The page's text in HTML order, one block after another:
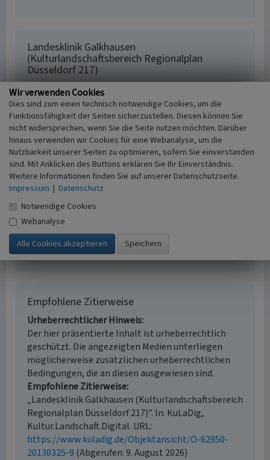
Landesklinik Galkhausen
(Kulturlandschaftsbereich Regionalplan
Düsseldorf 217)
Schlagwörter
Kulturlandschaftsbereich Krankenhaus
Gutshof
Kapelle (Bauwerk) Friedhof Wirtschaftsgebäude
Fachsicht(en)
Kulturlandschaftspflege, Denkmalpflege,
Raumplanung
Erfassungsmaßstab
i.d.R. 1:25.000 (kleiner als 1:20.000)
Erfassungsmethode
Literaturauswertung, Geländebegehung/-
kartierung, Archivauswertung
Historischer Zeitraum
Beginn 2012
Empfohlene Zitierweise
Urheberrechtlicher Hinweis
Der hier präsentierte Inhalt ist urheberrechtlich
geschützt. Die angezeigten Medien unterliegen
möglicherweise zusätzlichen urheberrechtlichen
Bedingungen, die an diesen ausgewiesen sind.
Empfohlene Zitierweise
„Landesklinik Galkhausen (Kulturlandschaftsbereich
Regionalplan Düsseldorf 217)”. In: KuLaDig,
Kultur.Landschaft.Digital. URL:
https://www.kuladig.de/Objektansicht/O-62950-
20130325-9 (Abgerufen: 9. August 2026)
Wir verwenden Cookies
Dies sind zum einen technisch notwendige Cookies, um die
Funktionsfähigkeit der Seiten sicherzustellen. Diesen können Sie
nicht widersprechen, wenn Sie die Seite nutzen möchten. Darüber
hinaus verwenden wir Cookies für eine Webanalyse, um die
Nutzbarkeit unserer Seiten zu optimieren, sofern Sie einverstanden
sind. Mit Anklicken des Buttons erklären Sie Ihr Einverständnis.
Weitere Informationen finden Sie auf unserer Datenschutzseite.
Impressum | Datenschutz
Notwendige Cookies
Webanalyse